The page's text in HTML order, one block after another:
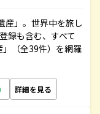
産」。世界中を旅し
録も含む、すべて
（全39件）を網羅
詳細を見る